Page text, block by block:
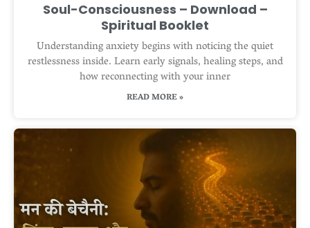
Soul-Consciousness – Download –
Spiritual Booklet
Understanding anxiety begins with noticing the quiet
restlessness inside. Learn early signals, healing steps, and
how reconnecting with your inner
READ MORE »